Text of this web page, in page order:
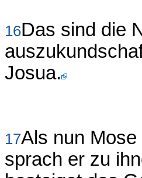
16Das sind die
Josua.
17Als nun
sprach er zu